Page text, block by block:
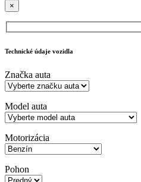
×
Technické údaje vozidla
Značka auta
Model auta
Motorizácia
Pohon